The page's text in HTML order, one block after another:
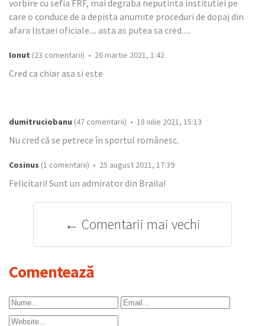
vorbire cu sefia FRF, mai degraba neputinta institutiei pe
care o conduce de a depista anumite proceduri de dopaj din
afara listaei oficiale.... asta as putea sa cred.....
Ionut (23 comentarii) • 26 martie 2021, 1:42
Cred ca chiar asa si este
dumitruciobanu (47 comentarii) • 18 iulie 2021, 15:13
Nu cred că se petrece în sportul românesc.
Cosinus (1 comentarii) • 25 august 2021, 17:39
Felicitari! Sunt un admirator din Braila!
← Comentarii mai vechi
Comentează